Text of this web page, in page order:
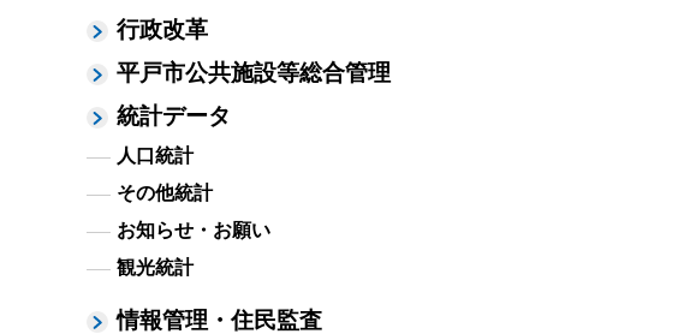
行政改革
平戸市公共施設等総合管理
統計データ
人口統計
その他統計
お知らせ・お願い
観光統計
情報管理・住民監査